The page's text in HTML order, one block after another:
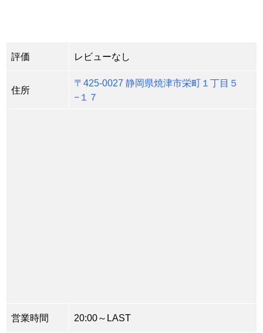
評価 レビューなし
住所
〒425-0027 静岡県焼津市栄町１丁目５
−１７
営業時間 20:00～LAST